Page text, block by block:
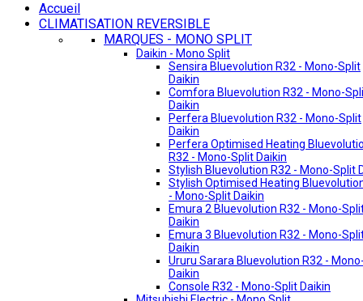
Accueil
CLIMATISATION REVERSIBLE
MARQUES - MONO SPLIT
Daikin - Mono Split
Sensira Bluevolution R32 - Mono-Split
Daikin
Comfora Bluevolution R32 - Mono-
Daikin
Perfera Bluevolution R32 - Mono-Split
Daikin
Perfera Optimised Heating
R32 - Mono-Split Daikin
Stylish Bluevolution R32 - Mono-Split
Stylish Optimised Heating
- Mono-Split Daikin
Emura 2 Bluevolution R32 - Mono-
Daikin
Emura 3 Bluevolution R32 - Mono-
Daikin
Ururu Sarara Bluevolution R32 -
Daikin
Console R32 - Mono-Split Daikin